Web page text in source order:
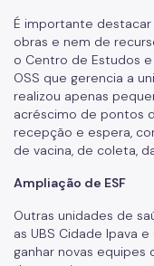
É importante
obras e nem de
o Centro de Estudos e
OSS que gerencia a
realizou apenas
acréscimo de pontos
recepção e espera,
de vacina, de coleta,
Ampliação de ESF
Outras unidades de
as UBS Cidade Ipava
ganhar novas equipes